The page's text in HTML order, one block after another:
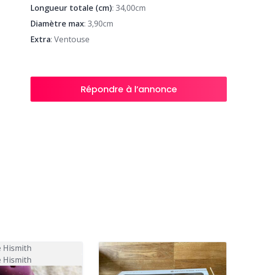
Longueur totale (cm): 34,00cm
Diamètre max: 3,90cm
Extra: Ventouse
Répondre à l’annonce